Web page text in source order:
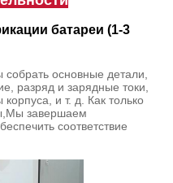
батареи (1-3
основные детали,
разряд и зарядные токи,
и т. д. Как только
завершаем
соответствие